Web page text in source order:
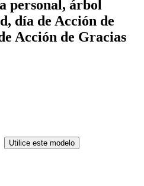
personal, árbol
día de Acción de
Acción de Gracias
Utilice este modelo